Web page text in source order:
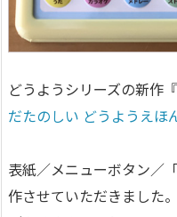
どうようシリーズの新作『
だたのしい どうようえほ
表紙／メニューボタン／
作させていただきました。